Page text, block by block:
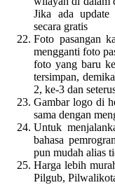
Jika ada update
secara gratis
Foto pasangan
mengganti foto
foto yang baru
tersimpan,
2, ke-3 dan
Gambar logo di
sama dengan
Untuk
bahasa
pun mudah alias
Harga lebih
Pilgub,